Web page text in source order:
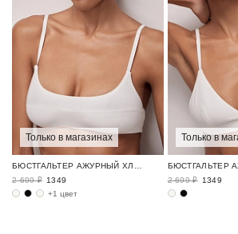
Только в магазинах
БЮСТГАЛЬТЕР АЖУРНЫЙ ХЛОПОК / POINTELLE
2 699 ₽ 1349
+1 цвет
Только в
2 699 ₽ 1349